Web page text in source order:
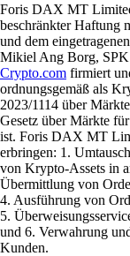
Foris DAX MT
beschränkter Haftung
und dem
Mikiel Ang Borg, SPK
Crypto.com firmiert
ordnungsgemäß als
2023/1114 über
Gesetz über Märkte
ist. Foris DAX MT
erbringen: 1.
von Krypto-Assets in
Übermittlung von
4. Ausführung von
5.
und 6. Verwahrung
Kunden.